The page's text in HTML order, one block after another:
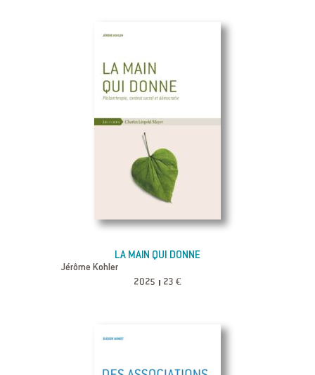
LA MAIN QUI DONNE
Jérôme Kohler
2025 23 €